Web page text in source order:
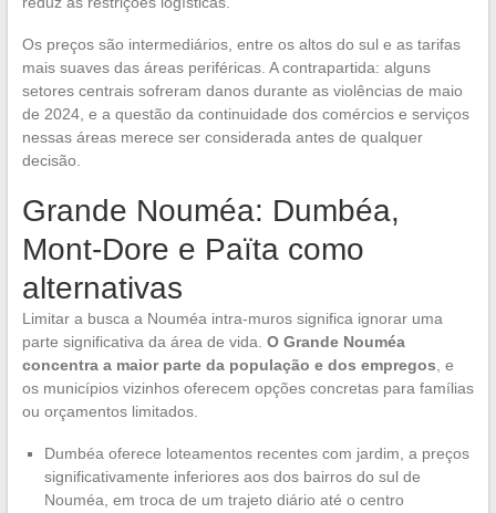
Os preços são intermediários, entre os altos do sul e as tarifas
mais suaves das áreas periféricas. A contrapartida: alguns
setores centrais sofreram danos durante as violências de maio
de 2024, e a questão da continuidade dos comércios e serviços
nessas áreas merece ser considerada antes de qualquer
decisão.
Grande Nouméa: Dumbéa,
Mont-Dore e Païta como
alternativas
Limitar a busca a Nouméa intra-muros significa ignorar uma
parte significativa da área de vida. O Grande Nouméa
concentra a maior parte da população e dos empregos , e
os municípios vizinhos oferecem opções concretas para famílias
ou orçamentos limitados.
Dumbéa oferece loteamentos recentes com jardim, a preços
significativamente inferiores aos dos bairros do sul de
Nouméa, em troca de um trajeto diário até o centro